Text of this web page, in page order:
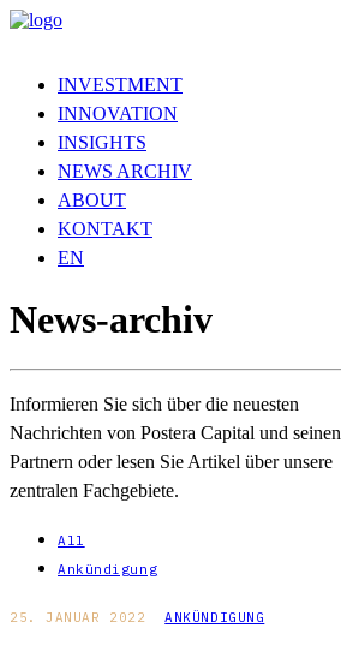
INVESTMENT
INNOVATION
INSIGHTS
NEWS ARCHIV
ABOUT
KONTAKT
EN
News-archiv
Informieren Sie sich über die neuesten
Nachrichten von Postera Capital und seinen
Partnern oder lesen Sie Artikel über unsere
zentralen Fachgebiete.
All
Ankündigung
25. JANUAR 2022 ANKÜNDIGUNG